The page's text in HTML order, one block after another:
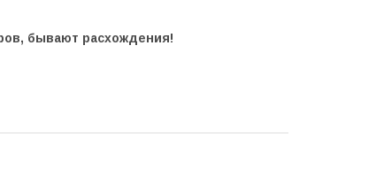
бывают расхождения!